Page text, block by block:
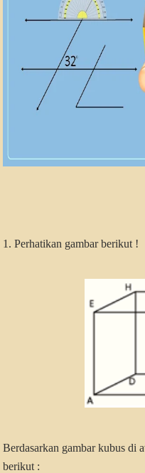
1. Perhatikan gambar berikut !
Berdasarkan gambar kubus di
berikut :